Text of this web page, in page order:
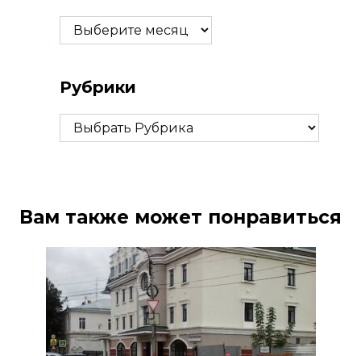
Архивы
Рубрики
Рубрики
Вам также может понравиться